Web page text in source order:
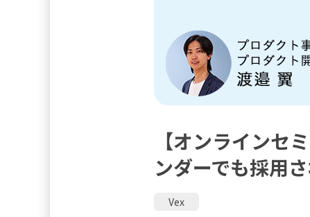
【オンラインセ
ンダーでも採用
Vex